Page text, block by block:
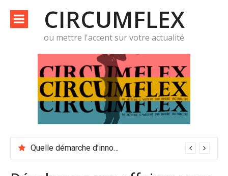
contenu
CIRCUMFLEX
ou mettre l'accent sur votre actualité
Quelle démarche d’innovation possible pour gérer la crise du Covid ?